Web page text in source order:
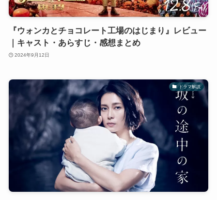
『ウォンカとチョコレート工場のはじまり』レビュー
｜キャスト・あらすじ・感想まとめ
2024年9月12日
ドラマ解説